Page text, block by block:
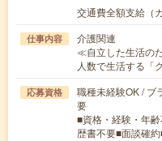
交通費全額支給（
仕事内容
介護関連
≪自立した生活の
人数で生活する「
応募資格
職種未経験OK / ブ
要
■資格・経験・年
歴書不要■面談確